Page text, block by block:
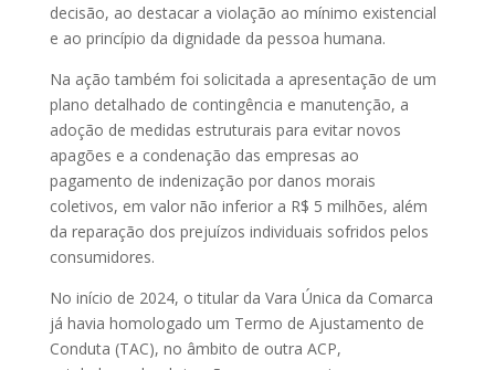
decisão, ao destacar a violação ao mínimo existencial
e ao princípio da dignidade da pessoa humana.
Na ação também foi solicitada a apresentação de um
plano detalhado de contingência e manutenção, a
adoção de medidas estruturais para evitar novos
apagões e a condenação das empresas ao
pagamento de indenização por danos morais
coletivos, em valor não inferior a R$ 5 milhões, além
da reparação dos prejuízos individuais sofridos pelos
consumidores.
No início de 2024, o titular da Vara Única da Comarca
já havia homologado um Termo de Ajustamento de
Conduta (TAC), no âmbito de outra ACP,